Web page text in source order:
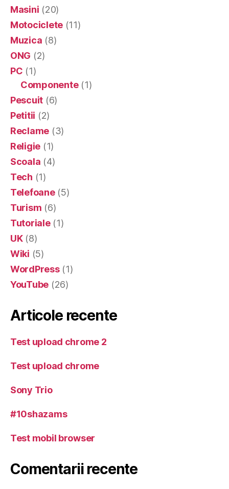
Masini (20)
Motociclete (11)
Muzica (8)
ONG (2)
PC (1)
Componente(1)
Pescuit (6)
Petitii (2)
Reclame (3)
Religie (1)
Scoala (4)
Tech (1)
Telefoane(5)
Turism (6)
Tutoriale(1)
UK(8)
Wiki (5)
WordPress(1)
YouTube (26)
Articole recente
Test upload chrome 2
Test upload chrome
Sony Trio
#10shazams
Test mobil browser
Comentarii recente